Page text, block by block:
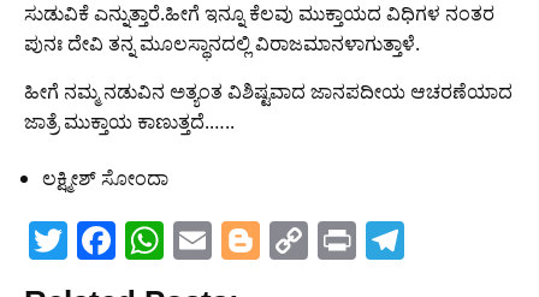
ಸುಡುವಿಕೆ ಎನ್ನುತ್ತಾರೆ.ಹೀಗೆ ಇನ್ನೂ ಕೆಲವು ಮುಕ್ತಾಯದ ವಿಧಿಗಳ ನಂತರ
ಪುನಃ ದೇವಿ ತನ್ನ ಮೂಲ‌ಸ್ಥಾನದಲ್ಲಿ ವಿರಾಜಮಾನಳಾಗುತ್ತಾಳೆ.
ಹೀಗೆ ನಮ್ಮ ನಡುವಿನ ಅತ್ಯಂತ ವಿಶಿಷ್ಟವಾದ ಜಾನಪದೀಯ ಆಚರಣೆಯಾದ
ಜಾತ್ರೆ ಮುಕ್ತಾಯ ಕಾಣುತ್ತದೆ.‌…..
ಲಕ್ಷ್ಮೀಶ್ ಸೋಂದಾ
T
w
F
a
W E Bl C Pr